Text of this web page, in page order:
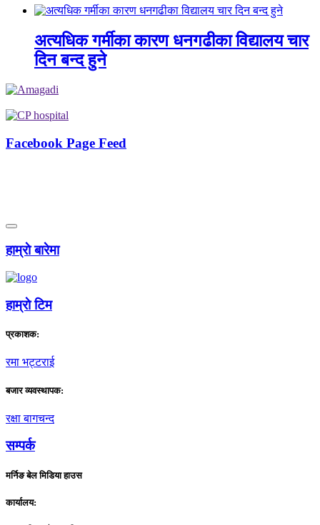
अत्यधिक गर्मीका कारण धनगढीका विद्यालय चार
दिन बन्द हुने
Facebook Page Feed
हाम्राे बारेमा
हाम्राे टिम
प्रकाशक:
रमा भट्टराई
बजार व्यवस्थापक:
रक्षा बागचन्द
सम्पर्क
मर्निङ बेल मिडिया हाउस
कार्यालय: